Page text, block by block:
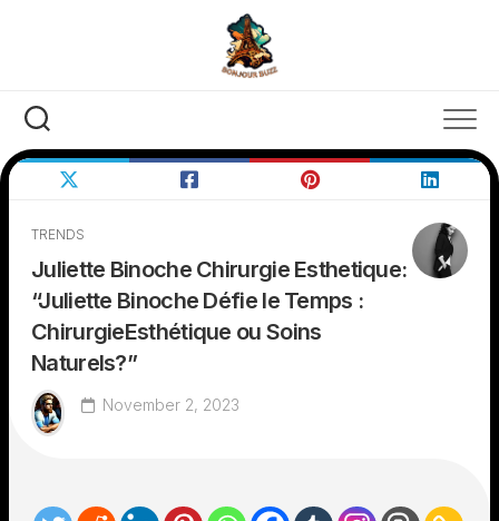
TRENDS
Juliette Binoche Chirurgie Esthetique:
“Juliette Binoche Défie le Temps :
ChirurgieEsthétique ou Soins
Naturels?”
November 2, 2023